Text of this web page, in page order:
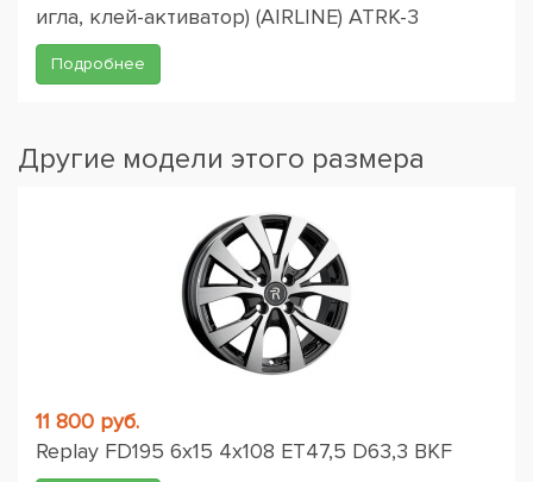
игла, клей-активатор) (AIRLINE) ATRK-3
Подробнее
Другие модели этого размера
11 800 руб.
Replay FD195 6x15 4x108 ET47,5 D63,3 BKF